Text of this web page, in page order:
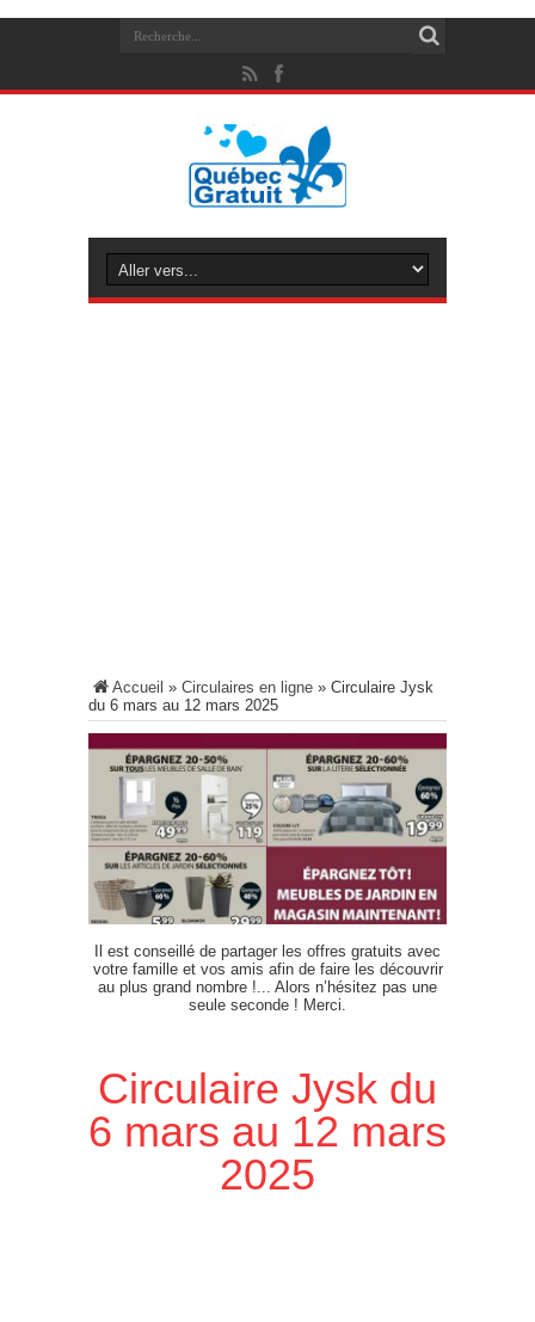
Accueil » Circulaires en ligne » Circulaire Jysk
du 6 mars au 12 mars 2025
Il est conseillé de partager les offres gratuits avec
votre famille et vos amis afin de faire les découvrir
au plus grand nombre !... Alors n’hésitez pas une
seule seconde ! Merci.
Circulaire Jysk du
6 mars au 12 mars
2025